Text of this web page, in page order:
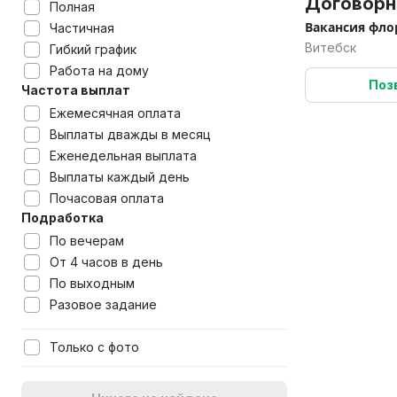
Полная
Частичная
Гибкий график
Работа на дому
Частота выплат
Ежемесячная оплата
Выплаты дважды в месяц
Еженедельная выплата
Выплаты каждый день
Почасовая оплата
Подработка
По вечерам
От 4 часов в день
По выходным
Разовое задание
Только с фото
Вакансия
Витебск